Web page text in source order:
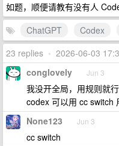
如题，顺便请教有没有人
ChatGPT
Codex
23 replies • 2026-06-03
conglovely Jun 3
我没开全局，用规则就
codex 可以用 cc switch
None123 Jun 3
cc switch